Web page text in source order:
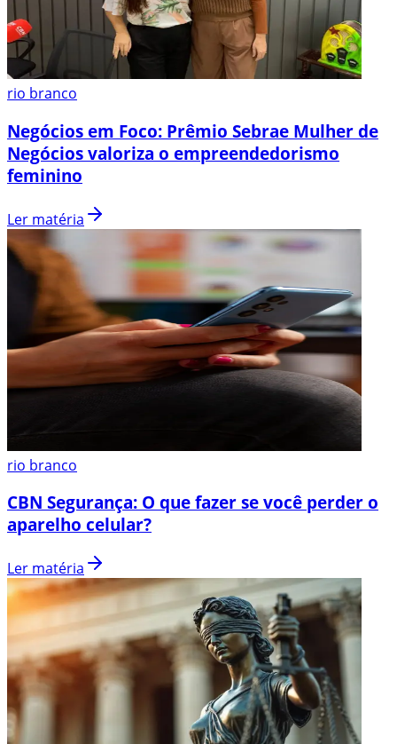
rio branco
Negócios em Foco: Prêmio Sebrae Mulher de
Negócios valoriza o empreendedorismo
feminino
Ler matéria
rio branco
CBN Segurança: O que fazer se você perder o
aparelho celular?
Ler matéria